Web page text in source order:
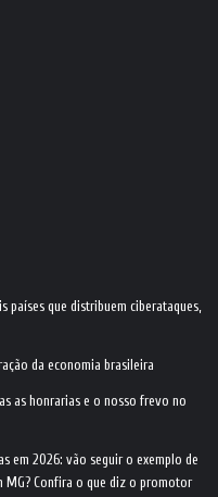
países que distribuem ciberataques,
da economia brasileira
as honrarias e o nosso frevo no
em 2026: vão seguir o exemplo de
MG? Confira o que diz o promotor